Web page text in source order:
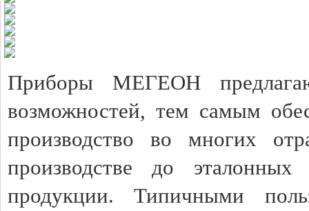
Приборы МЕГЕОН
возможностей, тем самым
производство во многих
производстве до эталонных
продукции. Типичными